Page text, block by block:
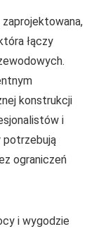
łączy
konstrukcji
i
potrzebują
ograniczeń
i wygodzie